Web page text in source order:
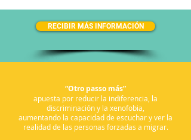
RECIBIR MÁS INFORMACIÓN
“Otro passo más”
apuesta por reducir la indiferencia, la
discriminación y la xenofobia,
aumentando la capacidad de escuchar y ver la
realidad de las personas forzadas a migrar.